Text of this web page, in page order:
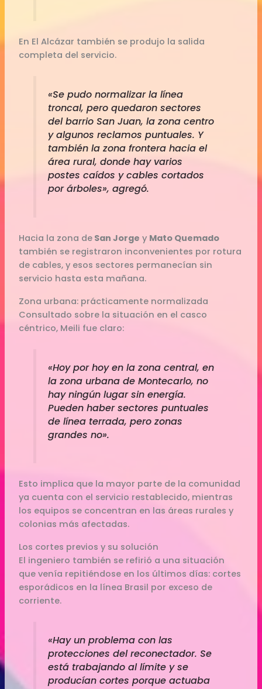
En El Alcázar también se produjo la salida
completa del servicio.
«Se pudo normalizar la línea
troncal, pero quedaron sectores
del barrio San Juan, la zona centro
y algunos reclamos puntuales. Y
también la zona frontera hacia el
área rural, donde hay varios
postes caídos y cables cortados
por árboles», agregó.
Hacia la zona de San Jorge y Mato Quemado
también se registraron inconvenientes por rotura
de cables, y esos sectores permanecían sin
servicio hasta esta mañana.
Zona urbana: prácticamente normalizada
Consultado sobre la situación en el casco
céntrico, Meili fue claro:
«Hoy por hoy en la zona central, en
la zona urbana de Montecarlo, no
hay ningún lugar sin energía.
Pueden haber sectores puntuales
de línea terrada, pero zonas
grandes no».
Esto implica que la mayor parte de la comunidad
ya cuenta con el servicio restablecido, mientras
los equipos se concentran en las áreas rurales y
colonias más afectadas.
Los cortes previos y su solución
El ingeniero también se refirió a una situación
que venía repitiéndose en los últimos días: cortes
esporádicos en la línea Brasil por exceso de
corriente.
«Hay un problema con las
protecciones del reconectador. Se
está trabajando al límite y se
producían cortes porque actuaba